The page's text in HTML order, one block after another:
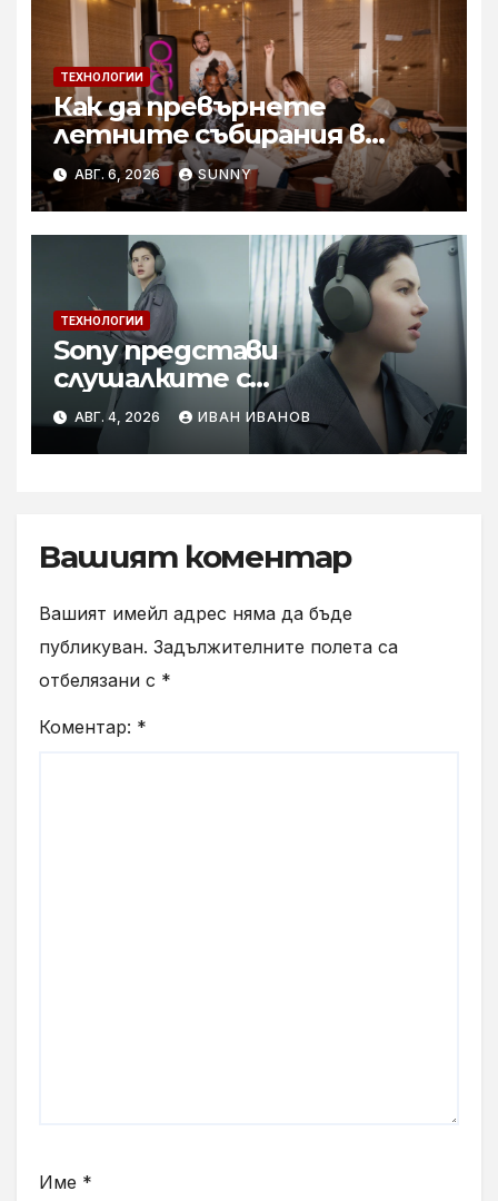
ТЕХНОЛОГИИ
Как да превърнете
летните събирания в
купон с караоке система
АВГ. 6, 2026 SUNNY
ТЕХНОЛОГИИ
Sony представи
слушалките с
шумопотискане WH-
1000XM6 в нов цвят „Olive
Gray“
АВГ. 4, 2026 ИВАН ИВАНОВ
Вашият коментар
Вашият имейл адрес няма да бъде
публикуван. Задължителните полета са
отбелязани с *
Коментар: *
Име *